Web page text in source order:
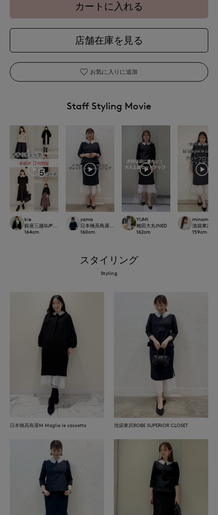
カートに入れる
店舗在庫を見る
お気に入りに追加
Staff Styling Movie
kie
銀座三越SUPERIOR CLOSET GINZA
164cm
yama
日本橋高島屋SC SUPERIOR CLOSET
160cm
YUMI
梅田大丸INED
162cm
minami
池袋東武
159cm
スタイリング
Styling
日本橋高島屋M Maglie le cassetto 池袋東武ROBE SUPERIOR CLOSET